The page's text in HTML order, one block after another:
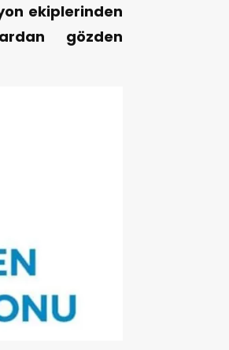
ekiplerinden
gözden